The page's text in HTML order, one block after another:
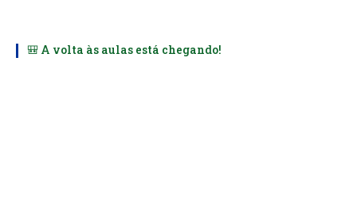
🎒 A volta às aulas está chegando!